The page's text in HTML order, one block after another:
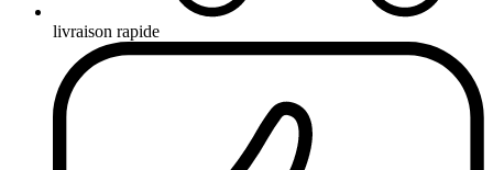
livraison rapide